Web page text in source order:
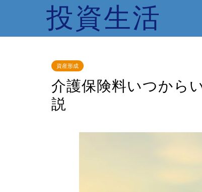
投資生活
資産形成
介護保険料いつから
説